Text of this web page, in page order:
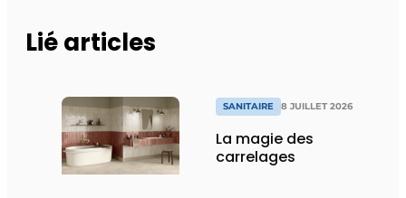
Lié articles
SANITAIRE 8 JUILLET 2026
La magie des
carrelages